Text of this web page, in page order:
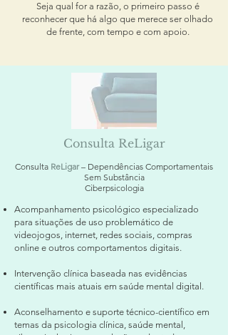
Seja qual for a razão, o primeiro passo é
reconhecer que há algo que merece ser olhado
de frente, com tempo e com apoio.
Consulta ReLigar
Consulta ReLigar– Dependências Comportamentais
Sem Substância
Ciberpsicologia
Acompanhamento psicológico especializado
para situações de uso problemático de
videojogos, internet, redes sociais, compras
online e outros comportamentos digitais.
Intervenção clínica baseada nas evidências
científicas mais atuais em saúde mental digital.
Aconselhamento e suporte técnico-científico em
temas da psicologia clínica, saúde mental,